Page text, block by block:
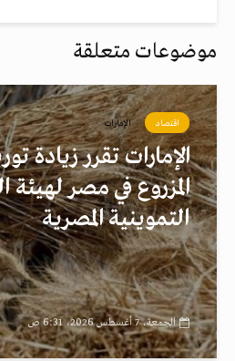
موضوعات متعلقة
اقتصاد الإمارات
الإمارات تقرر زيادة
المزروع في مصر لهيئة
التموينية المصرية
الجمعة، 7 أغسطس 2026، 6:31 ص